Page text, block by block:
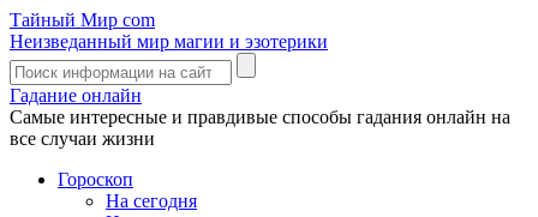
Тайный Мир com
Неизведанный мир магии и эзотерики
Гадание онлайн
Самые интересные и правдивые способы гадания онлайн на
все случаи жизни
Гороскоп
На сегодня